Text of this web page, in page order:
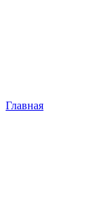
Главная